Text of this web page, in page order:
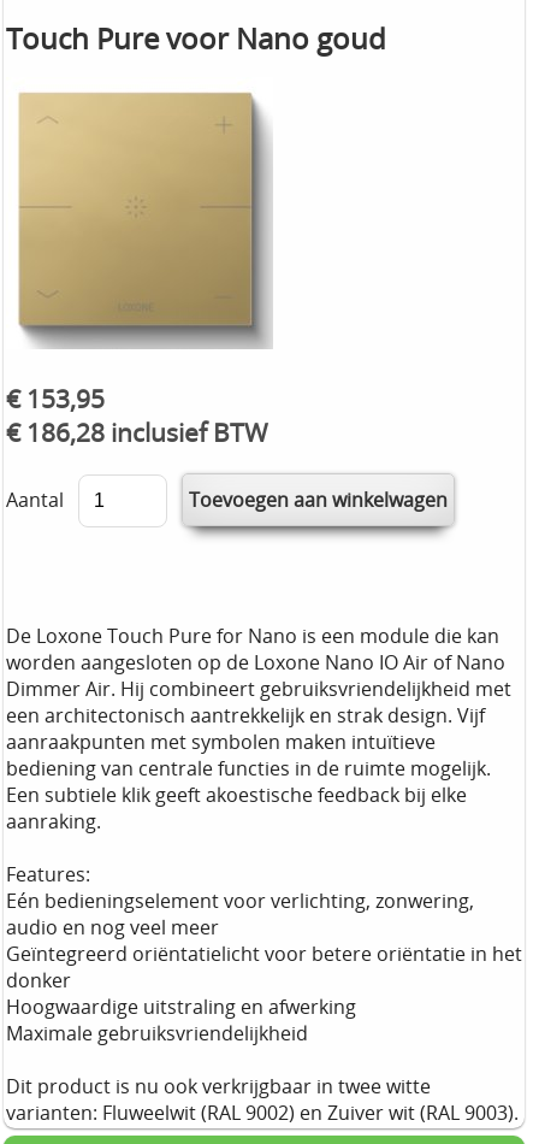
Touch Pure voor Nano goud
€ 153,95
€ 186,28 inclusief BTW
Aantal
De Loxone Touch Pure for Nano is een module die kan
worden aangesloten op de Loxone Nano IO Air of Nano
Dimmer Air. Hij combineert gebruiksvriendelijkheid met
een architectonisch aantrekkelijk en strak design. Vijf
aanraakpunten met symbolen maken intuïtieve
bediening van centrale functies in de ruimte mogelijk.
Een subtiele klik geeft akoestische feedback bij elke
aanraking.
Features:
Eén bedieningselement voor verlichting, zonwering,
audio en nog veel meer
Geïntegreerd oriëntatielicht voor betere oriëntatie in het
donker
Hoogwaardige uitstraling en afwerking
Maximale gebruiksvriendelijkheid
Dit product is nu ook verkrijgbaar in twee witte
varianten: Fluweelwit (RAL 9002) en Zuiver wit (RAL 9003).